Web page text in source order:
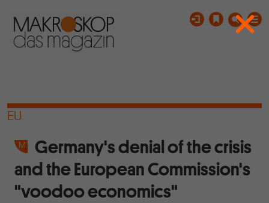
EU
Germany's denial of the crisis
and the European Commission's
"voodoo economics"